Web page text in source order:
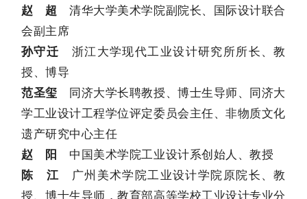
赵 超清华大学美术学院副院长、国际设计联合
会副主席
孙守迁 浙江大学现代工业设计研究所所长、教
授、博导
范圣玺 同济大学长聘教授、博士生导师、同济大
学工业设计工程学位评定委员会主任、非物质文化
遗产研究中心主任
赵 阳 中国美术学院工业设计系创始人、教授
陈 江 广州美术学院工业设计学院原院长、教
授、博士生导师，教育部高等学校工业设计专业分